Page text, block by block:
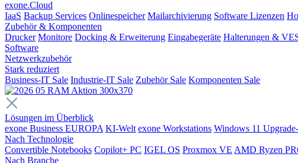
exone.Cloud
IaaS Backup Services Onlinespeicher Mailarchivierung Software Lizenzen
Zubehör & Komponenten
Drucker Monitore Docking & Erweiterung Eingabegeräte Halterungen &
Software
Netzwerkzubehör
Stark reduziert
Business-IT Sale Industrie-IT Sale Zubehör Sale Komponenten Sale
Lösungen im Überblick
exone Business EUROPA KI-Welt exone Workstations Windows 11
Nach Technologie
Convertible Notebooks Copilot+ PC IGEL OS Proxmox VE AMD Ryzen
Nach Branche